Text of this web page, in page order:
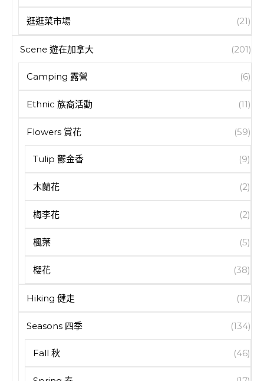
逛逛菜市場 (21)
Scene 遊在加拿大 (201)
Camping 露營 (6)
Ethnic 族裔活動 (11)
Flowers 賞花 (59)
Tulip 鬱金香 (9)
木蘭花 (2)
梅李花 (2)
楓葉 (5)
櫻花 (38)
Hiking 健走 (12)
Seasons 四季 (134)
Fall 秋 (46)